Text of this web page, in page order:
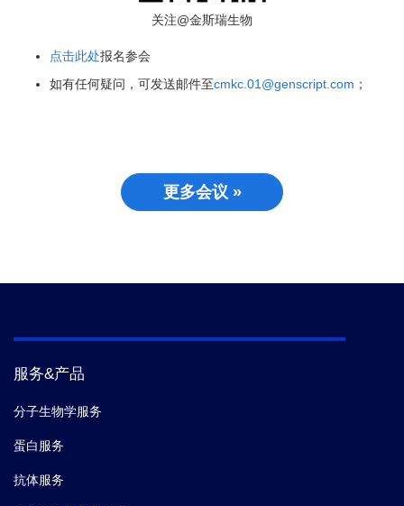
关注@金斯瑞生物
点击此处报名参会
如有任何疑问，可发送邮件至cmkc.01@genscript.com ；
更多会议 »
服务&产品
分子生物学服务
蛋白服务
抗体服务